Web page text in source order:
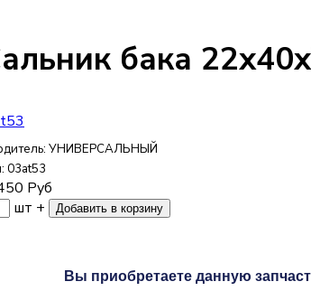
бака
УНИВЕРСАЛЬНЫЙ
03at53
Руб
шт +
Вы приобретаете данную